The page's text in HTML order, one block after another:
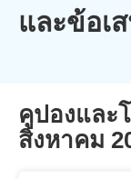
และข้อเ
คูปองและ
สิงหาคม